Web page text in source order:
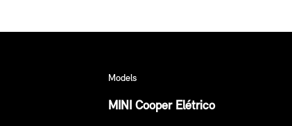
Models
MINI Cooper Elétrico